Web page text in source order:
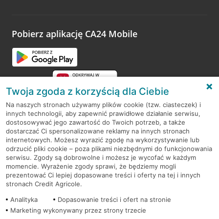
opinie.
Pobierz aplikację CA24 Mobile
RODO
Regulamin serwisu
Mapa serwisu
PolitykaCookies
Twoja zgoda z korzyścią dla Ciebie
Na naszych stronach używamy plików cookie (tzw. ciasteczek) i
innych technologii, aby zapewnić prawidłowe działanie serwisu,
dostosowywać jego zawartość do Twoich potrzeb, a także
dostarczać Ci spersonalizowane reklamy na innych stronach
internetowych. Możesz wyrazić zgodę na wykorzystywanie lub
odrzucić pliki cookie – poza plikami niezbędnymi do funkcjonowania
serwisu. Zgody są dobrowolne i możesz je wycofać w każdym
momencie. Wyrażenie zgody sprawi, że będziemy mogli
prezentować Ci lepiej dopasowane treści i oferty na tej i innych
stronach Credit Agricole.
Analityka
Dopasowanie treści i ofert na stronie
Marketing wykonywany przez strony trzecie